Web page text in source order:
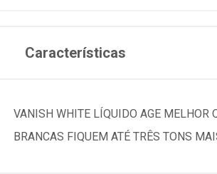
Características
VANISH WHITE LÍQUIDO AGE MELHOR
BRANCAS FIQUEM ATÉ TRÊS TONS